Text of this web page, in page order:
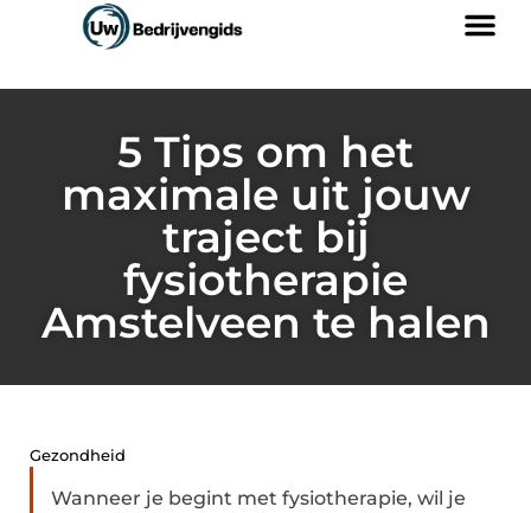
5 Tips om het
maximale uit jouw
traject bij
fysiotherapie
Amstelveen te halen
Gezondheid
Wanneer je begint met fysiotherapie, wil je